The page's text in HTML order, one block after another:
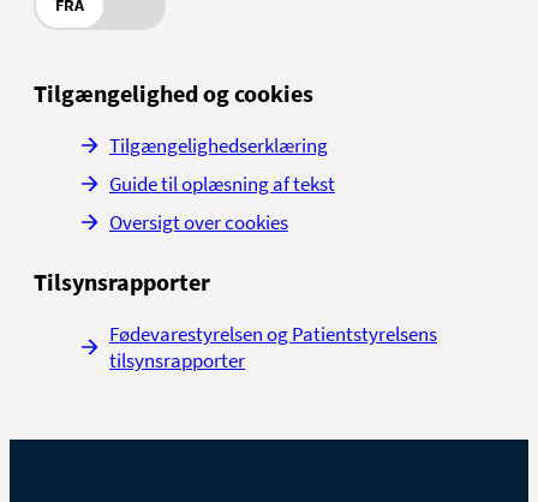
FRA
Tilgængelighed og cookies
Tilgængelighedserklæring
Guide til oplæsning af tekst
Oversigt over cookies
Tilsynsrapporter
Fødevarestyrelsen og Patientstyrelsens
tilsynsrapporter